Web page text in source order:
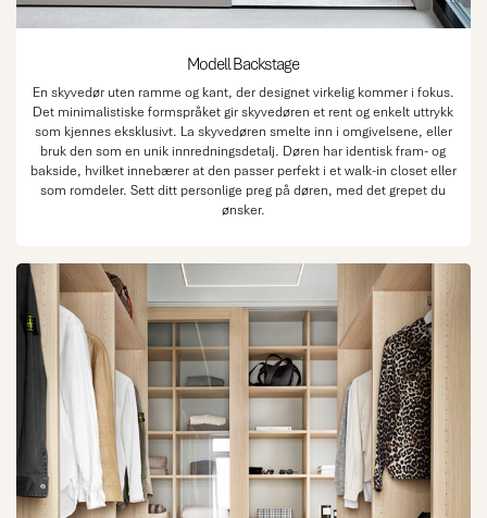
Modell Backstage
En skyvedør uten ramme og kant, der designet virkelig kommer i fokus.
Det minimalistiske formspråket gir skyvedøren et rent og enkelt uttrykk
som kjennes eksklusivt. La skyvedøren smelte inn i omgivelsene, eller
bruk den som en unik innredningsdetalj. Døren har identisk fram- og
bakside, hvilket innebærer at den passer perfekt i et walk-in closet eller
som romdeler. Sett ditt personlige preg på døren, med det grepet du
ønsker.